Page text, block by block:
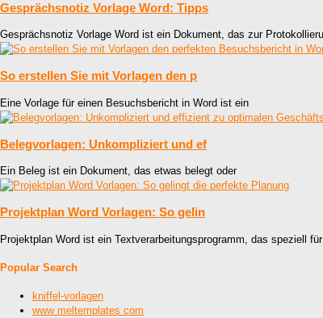
Gesprächsnotiz Vorlage Word: Tipps
Gesprächsnotiz Vorlage Word ist ein Dokument, das zur
So erstellen Sie mit Vorlagen den p
Eine Vorlage für einen Besuchsbericht in Word ist ein
Belegvorlagen: Unkompliziert und ef
Ein Beleg ist ein Dokument, das etwas belegt oder
Projektplan Word Vorlagen: So gelin
Projektplan Word ist ein Textverarbeitungsprogramm, das speziell
Popular Search
kniffel-vorlagen
www meltemplates com